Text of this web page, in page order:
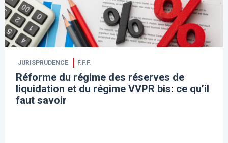
JURISPRUDENCE F.F.F.
Réforme du régime des réserves de
liquidation et du régime VVPR bis: ce qu’il
faut savoir